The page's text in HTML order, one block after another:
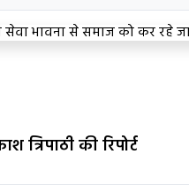
त्रिपाठी की रिपोर्ट